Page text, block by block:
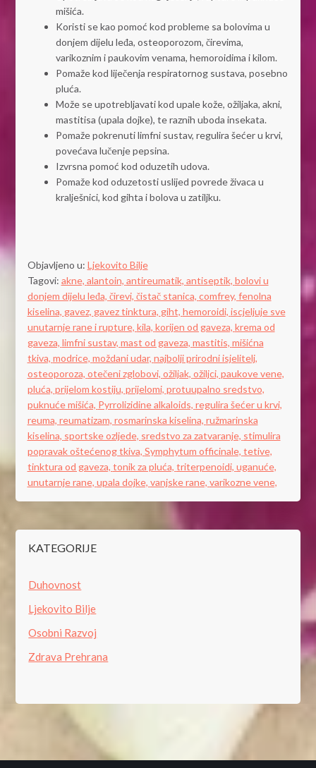
mišića.
Koristi se kao pomoć kod probleme sa bolovima u
donjem dijelu leđa, osteoporozom, čirevima,
varikoznim i paukovim venama, hemoroidima i kilom.
Pomaže kod liječenja respiratornog sustava, posebno
pluća.
Može se upotrebljavati kod upale kože, ožiljaka, akni,
mastitisa (upala dojke), te raznih uboda insekata.
Pomaže pokrenuti limfni sustav, regulira šećer u krvi,
povećava lučenje pepsina.
Izvrsna pomoć kod oduzetih udova.
Pomaže kod oduzetosti uslijed povrede živaca u
kralješnici, kod gihta i bolova u zatiljku.
Objavljeno u: Ljekovito Bilje
Tagovi: akne, alantoin, antireumatik, antiseptik, bolovi u
donjem dijelu leđa, čirevi, čistač stanica, comfrey, fenolna
kiselina, gavez, gavez tinktura, giht, hemoroidi, iscjeljuje sve
unutarnje rane i rupture, kila, korijen od gaveza, krema od
gaveza, limfni sustav, mast od gaveza, mastitis, mišićna
tkiva, modrice, moždani udar, najbolji prirodni isjelitelj,
osteoporoza, otečeni zglobovi, ožiljak, ožiljci, paukove vene,
pluća, prijelom kostiju, prijelomi, protuupalno sredstvo,
puknuće mišića, Pyrrolizidine alkaloids, regulira šećer u krvi,
reuma, reumatizam, rosmarinska kiselina, ružmarinska
kiselina, sportske ozljede, sredstvo za zatvaranje, stimulira
popravak oštećenog tkiva, Symphytum officinale, tetive,
tinktura od gaveza, tonik za pluća, triterpenoidi, uganuće,
unutarnje rane, upala dojke, vanjske rane, varikozne vene,
KATEGORIJE
Duhovnost
Ljekovito Bilje
Osobni Razvoj
Zdrava Prehrana